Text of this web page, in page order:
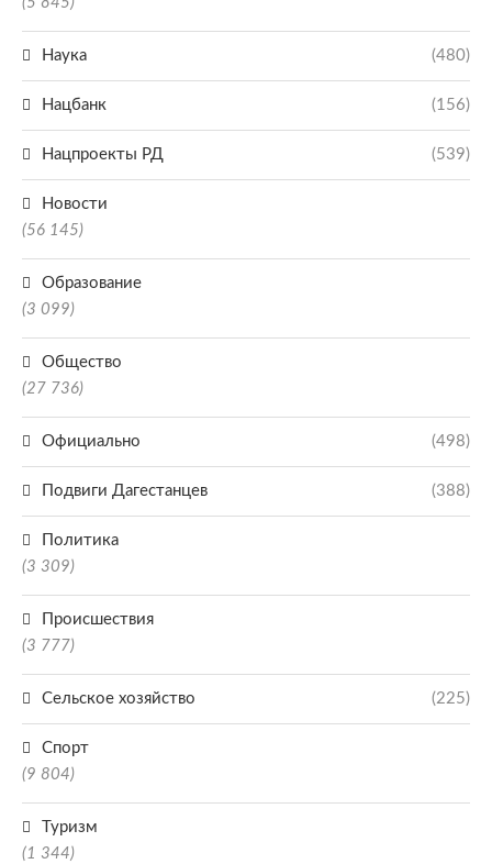
Наука (480)
Нацбанк (156)
Нацпроекты РД (539)
Новости
(56 145)
Образование
(3 099)
Общество
(27 736)
Официально (498)
Подвиги Дагестанцев (388)
Политика
(3 309)
Происшествия
(3 777)
Сельское хозяйство (225)
Спорт
(9 804)
Туризм
(1 344)